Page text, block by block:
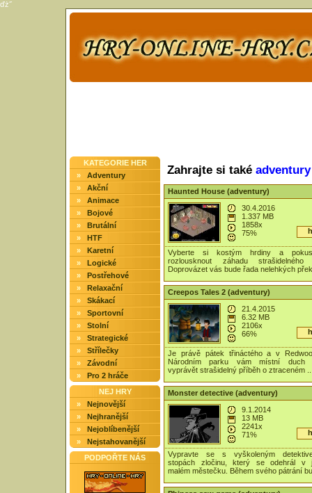
ďż˝
KATEGORIE HER
» Adventury
» Akční
» Animace
» Bojové
» Brutální
» HTF
» Karetní
» Logické
» Postřehové
» Relaxační
» Skákací
» Sportovní
» Stolní
» Strategické
» Střílečky
» Závodní
» Pro 2 hráče
NEJ HRY
» Nejnovější
» Nejhranější
» Nejoblíbenější
» Nejstahovanější
PODPOŘTE NÁS
Zahrajte si také adventury
Haunted House (adventury)
30.4.2016
1.337 MB
1858x
75%
Vyberte si kostým hrdiny a
rozlousknout záhadu strašidelného
Doprovázet vás bude řada nelehkých
Creepos Tales 2 (adventury)
21.4.2015
6.32 MB
2106x
66%
Je právě pátek třináctého a v
Národním parku vám místní duch
vyprávět strašidelný příběh o ztraceném
Monster detective (adventury)
9.1.2014
13 MB
2241x
71%
Vypravte se s vyškoleným
stopách zločinu, který se odehrál v
malém městečku. Během svého pátrání